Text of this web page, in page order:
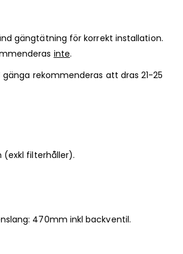
gängtätning för korrekt installation.
inte.
gänga rekommenderas att dras 21-25
(exkl filterhåller).
470mm inkl backventil.